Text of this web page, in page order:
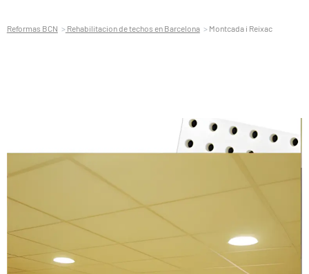
Reformas BCN Rehabilitacion de techos en Barcelona Montcada i Reixac